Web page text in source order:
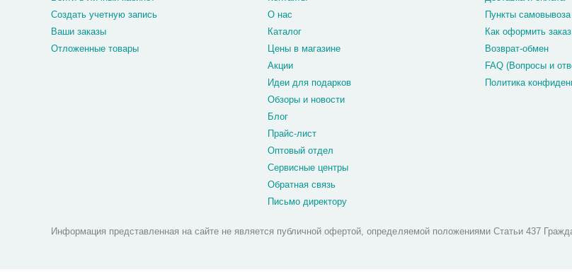
Создать учетную запись
Ваши заказы
Отложенные товары
О нас
Каталог
Цены в магазине
Акции
Идеи для подарков
Обзоры и новости
Блог
Прайс-лист
Оптовый отдел
Сервисные центры
Обратная связь
Письмо директору
Пункты самовывоза
Как оформить
Возврат-обмен
FAQ (Вопросы и
Политика
Информация представленная на сайте не является публичной офертой, определяемой положениями Статьи 437